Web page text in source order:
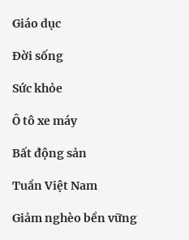
Giáo dục
Đời sống
Sức khỏe
Ô tô xe máy
Bất động sản
Tuần Việt Nam
Giảm nghèo bền vững